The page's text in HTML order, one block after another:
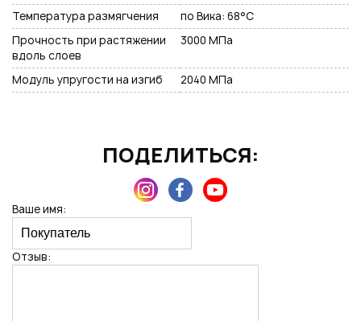
Температура размягчения
по Вика: 68°C
Прочность при растяжении
вдоль слоев
3000 МПа
Модуль упругости на изгиб 2040 МПа
ПОДЕЛИТЬСЯ:
Ваше имя:
Отзыв: